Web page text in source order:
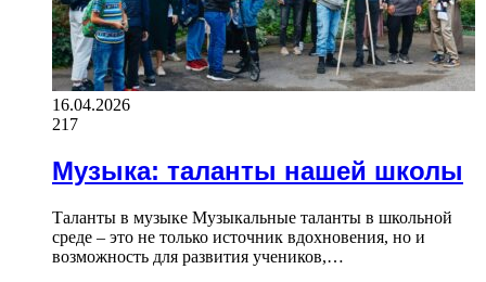
16.04.2026
217
Музыка: таланты нашей школы
Таланты в музыке Музыкальные таланты в школьной
среде – это не только источник вдохновения, но и
возможность для развития учеников,…